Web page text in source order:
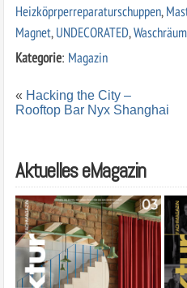
Heizköprperreparaturschuppen,
Magnet,UNDECORATED,
Kategorie: Magazin
« Hacking the City –
Rooftop Bar Nyx Shanghai
Aktuelles eMagazin